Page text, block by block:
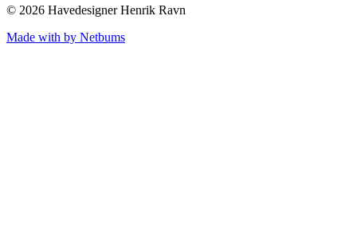
© 2026 Havedesigner Henrik Ravn
Made with by Netbums